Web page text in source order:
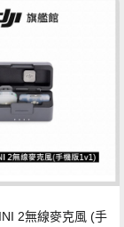
2無線麥克風 (手